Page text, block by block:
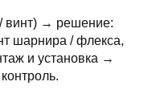
/ винт) → решение:
шарнира / флекса,
и установка →